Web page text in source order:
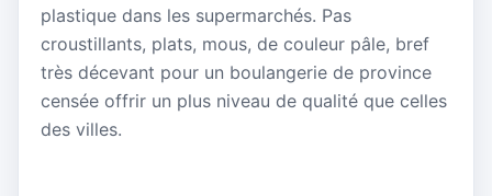
plastique dans les supermarchés. Pas
croustillants, plats, mous, de couleur pâle, bref
très décevant pour un boulangerie de province
censée offrir un plus niveau de qualité que celles
des villes.